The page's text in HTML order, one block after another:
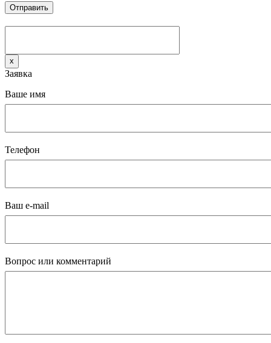
x
Заявка
Ваше имя
Телефон
Ваш e-mail
Вопрос или комментарий